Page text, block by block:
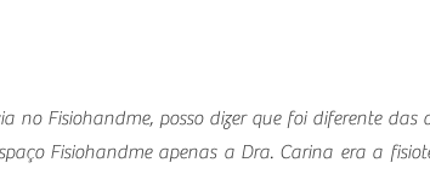
no Fisiohandme, posso dizer que foi diferente
Fisiohandme apenas a Dra. Carina era a